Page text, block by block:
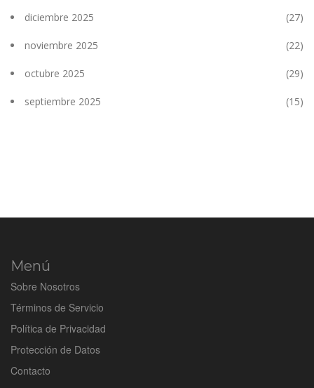
diciembre 2025 (27)
noviembre 2025 (22)
octubre 2025 (29)
septiembre 2025 (15)
Menú
Sobre Nosotros
Términos de Servicio
Política de Privacidad
Protección de Datos
Contacto